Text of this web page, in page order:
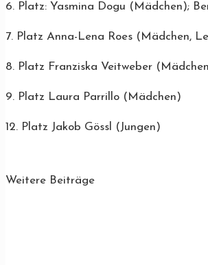
6. Platz: Yasmina Dogu (Mädchen);
7. Platz Anna-Lena Roes (Mädchen,
8. Platz Franziska Veitweber
9. Platz Laura Parrillo (Mädchen)
12. Platz Jakob Gössl (Jungen)
Weitere Beiträge